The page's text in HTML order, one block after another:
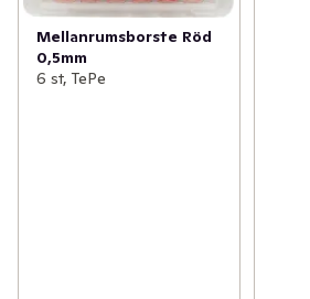
Mellanrumsborste Röd
0,5mm
6 st, TePe